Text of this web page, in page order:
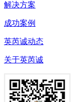
解决方案
成功案例
英芮诚动态
关于英芮诚